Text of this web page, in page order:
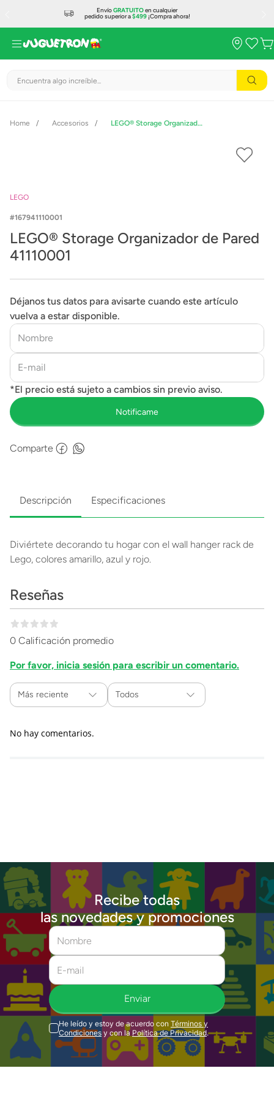
EnvíoGRATUITOen cualquier
pedido superior a$499¡Compra ahora!
Encuentra algo increíble...
Accesorios LEGO® Storage Organizador de Pared 41110001
LEGO
167941110001
LEGO® Storage Organizador de Pared
41110001
Déjanos tus datos para avisarte cuando este artículo
vuelva a estar disponible.
Comparte
Descripción Especificaciones
Diviértete decorando tu hogar con el wall hanger rack de
Lego, colores amarillo, azul y rojo.
Reseñas
0 Calificación promedio
Por favor, inicia sesión para escribir un comentario.
Más reciente Todos
No hay comentarios.
Recibe todas
las novedades y promociones
Enviar
He leído y estoy de acuerdo con Términos y
Condiciones y con la Política de Privacidad.